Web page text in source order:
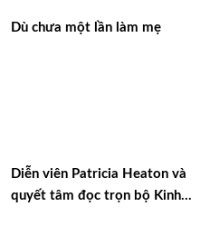
Dù chưa một lần làm mẹ
Diễn viên Patricia Heaton và
quyết tâm đọc trọn bộ Kinh